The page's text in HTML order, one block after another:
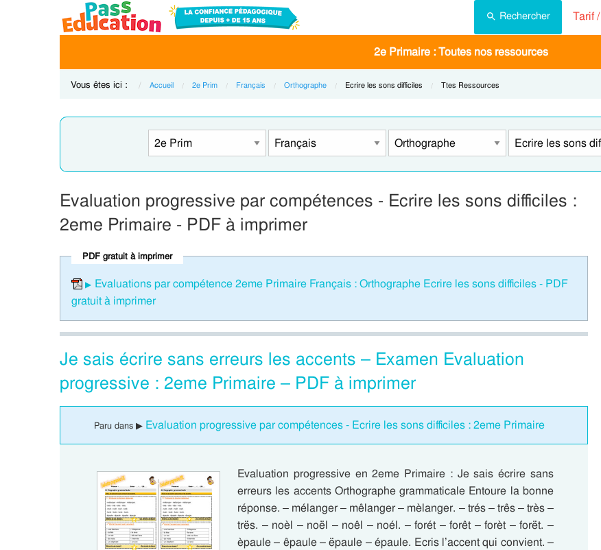
Rechercher Tarif /
2e Primaire : Toutes nos ressources
Vous êtes ici : Accueil 2e Prim Français Orthographe Current:
Ecrire les sons difficiles Current:
Ttes Ressources
Evaluation progressive par compétences - Ecrire les sons difficiles :
2eme Primaire - PDF à imprimer
PDF gratuit à imprimer
Evaluations par compétence 2eme Primaire Français : Orthographe Ecrire les sons difficiles - PDF
gratuit à imprimer
Je sais écrire sans erreurs les accents – Examen Evaluation
progressive : 2eme Primaire – PDF à imprimer
Paru dans ▶ Evaluation progressive par compétences - Ecrire les sons difficiles : 2eme Primaire
Evaluation progressive en 2eme Primaire : Je sais écrire sans
erreurs les accents Orthographe grammaticale Entoure la bonne
réponse. – mélanger – mêlanger – mèlanger. – trés – três – très –
trës. – noèl – noël – noêl – noél. – forét – forêt – forèt – forët. –
èpaule – êpaule – ëpaule – épaule. Ecris l’accent qui convient. –